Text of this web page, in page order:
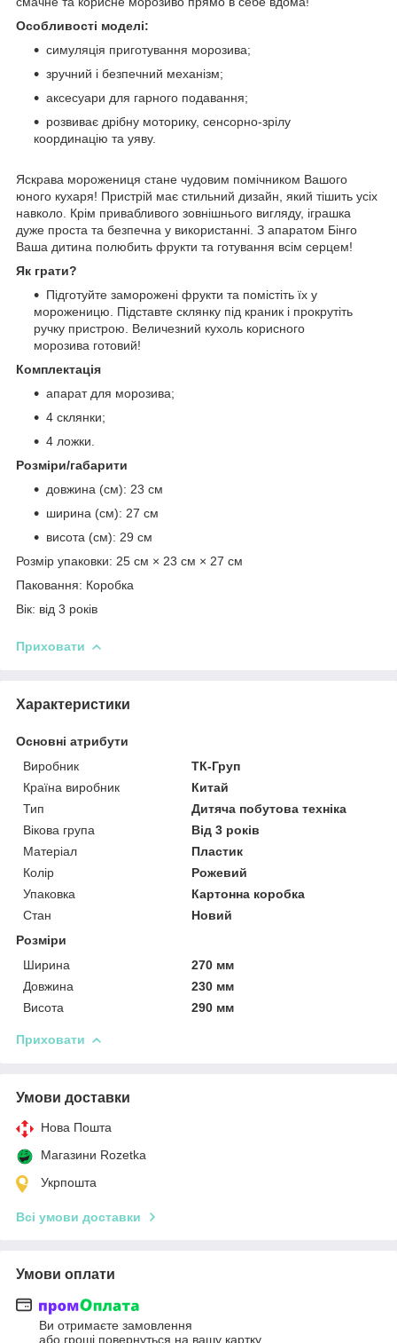
Особливості моделі:
симуляція приготування морозива;
зручний і безпечний механізм;
аксесуари для гарного подавання;
розвиває дрібну моторику, сенсорно-зрілу
координацію та уяву.
Яскрава морожениця стане чудовим помічником Вашого
юного кухаря! Пристрій має стильний дизайн, який тішить усіх
навколо. Крім привабливого зовнішнього вигляду, іграшка
дуже проста та безпечна у використанні. З апаратом Бінго
Ваша дитина полюбить фрукти та готування всім серцем!
Як грати?
Підготуйте заморожені фрукти та помістіть їх у
мороженицю. Підставте склянку під краник і прокрутіть
ручку пристрою. Величезний кухоль корисного
морозива готовий!
Комплектація
апарат для морозива;
4 склянки;
4 ложки.
Розміри/габарити
довжина (см): 23 см
ширина (см): 27 см
висота (см): 29 см
Розмір упаковки: 25 см × 23 см × 27 см
Паковання: Коробка
Вік: від 3 років
Приховати
Характеристики
Основні атрибути
Виробник
ТК-Груп
Країна виробник
Китай
Тип
Дитяча побутова техніка
Вікова група
Від 3 років
Матеріал
Пластик
Колір
Рожевий
Упаковка
Картонна коробка
Стан
Новий
Розміри
Ширина
270 мм
Довжина
230 мм
Висота
290 мм
Приховати
Умови доставки
Нова Пошта
Магазини Rozetka
Укрпошта
Всі умови доставки
Умови оплати
Ви отримаєте замовлення
або гроші повернуться на вашу картку